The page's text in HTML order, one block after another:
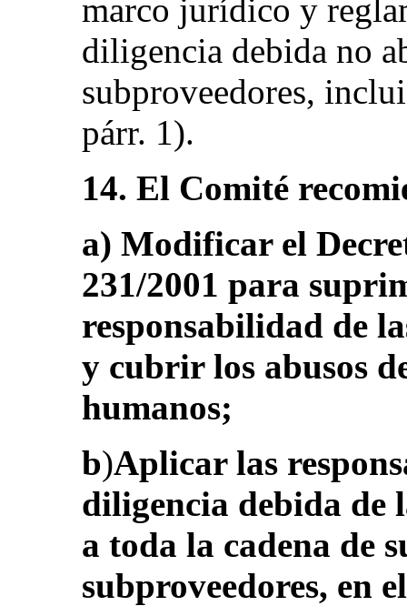
marco jurídico y
diligencia debida no
subproveedores,
párr. 1).
14. El Comité
a) Modificar el
231/2001 para
responsabilidad de
y cubrir los abusos
humanos;
b)Aplicar las
diligencia debida de
a toda la cadena de
subproveedores, en